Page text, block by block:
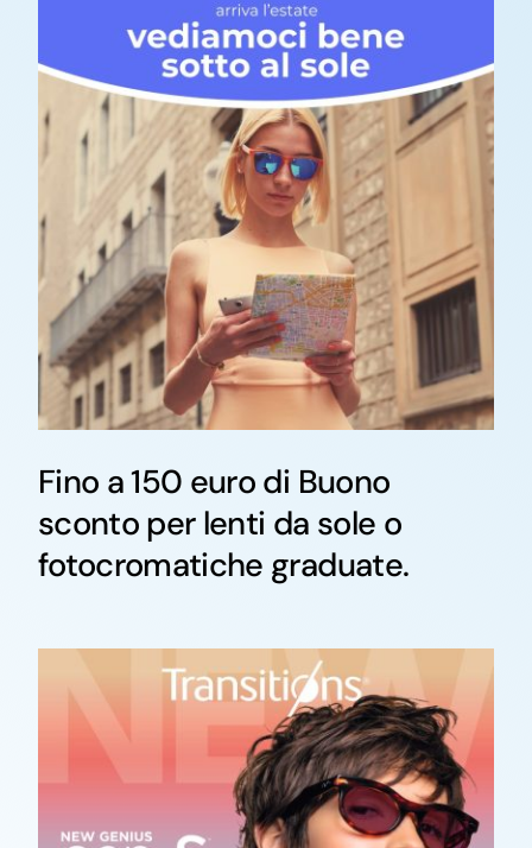
Fino a 150 euro di Buono
sconto per lenti da sole o
fotocromatiche graduate.